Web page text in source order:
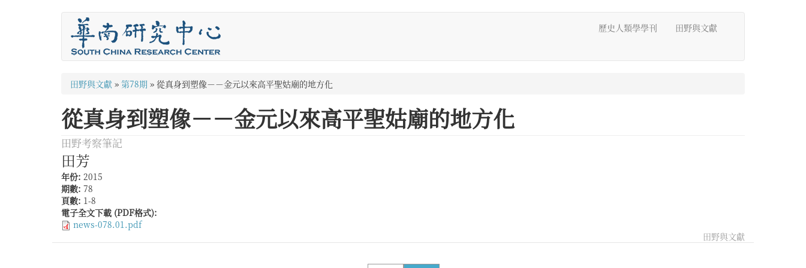
歷史人類學學刊 田野與文獻
您
在
這
裡
田野與文獻 » 第78期 » 從真身到塑像－－金元以來高平聖姑廟的地方化
從真身到塑像－－金元以來高平聖姑廟的地方化
田野考察筆記
田芳
年份: 2015
期數: 78
頁數: 1-8
電子全文下載 (PDF格式):
news-078.01.pdf
田野與文獻